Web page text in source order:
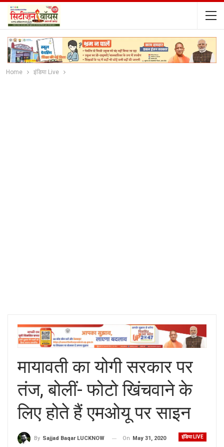
Home इंडिया Live
मायावती का योगी सरकार पर
तंज, बोलीं- फोटो खिंचवाने के
लिए होते हैं एमओयू पर साइन
इंडिया LIVE
By Sajjad Baqar LUCKNOW On May 31, 2020